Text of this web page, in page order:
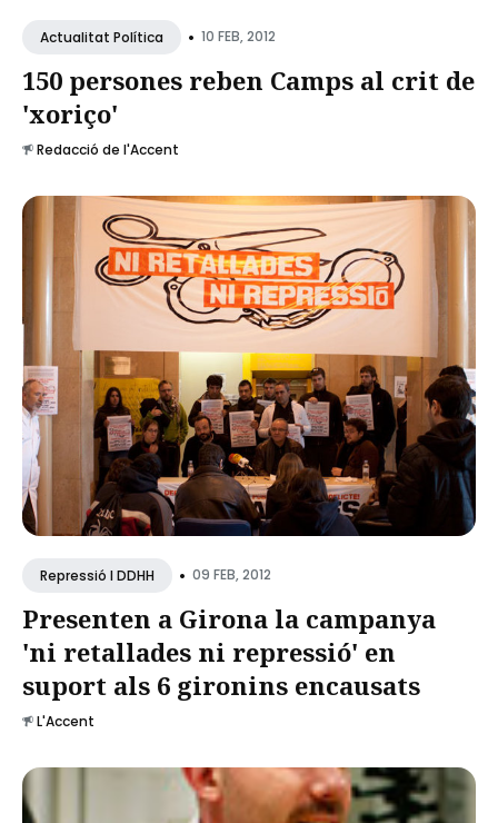
Actualitat Política • 10 FEB, 2012
150 persones reben Camps al crit de
'xoriço'
Redacció de l'Accent
Repressió I DDHH • 09 FEB, 2012
Presenten a Girona la campanya
'ni retallades ni repressió' en
suport als 6 gironins encausats
L'Accent